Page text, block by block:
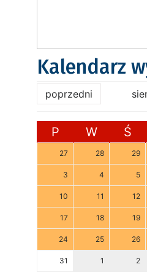
Kalendarz
poprzedni
P W Ś
27 28 29
3 4 5
10 11 12
17 18 19
24 25 26
31 1 2